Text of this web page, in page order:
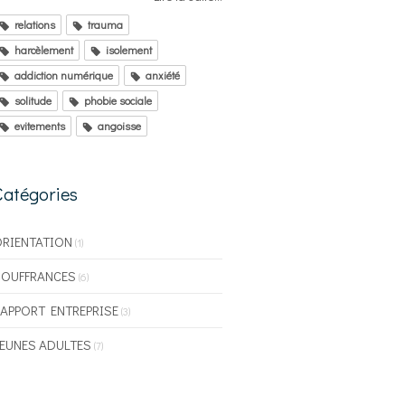
relations
trauma
harcèlement
isolement
addiction numérique
anxiété
solitude
phobie sociale
evitements
angoisse
(1)
(6)
ENTREPRISE(3)
ADULTES (7)